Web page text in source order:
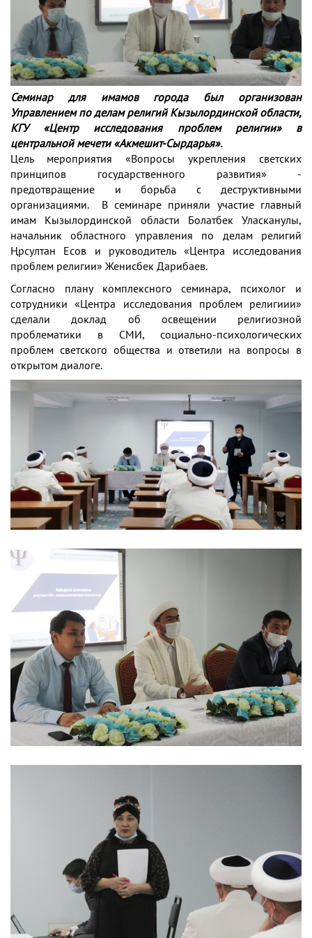
Семинар для имамов города был организован
Управлением по делам религий Кызылординской области,
КГУ «Центр исследования проблем религии» в
центральной мечети «Акмешит-Сырдарья».
Цель мероприятия «Вопросы укрепления светских
принципов государственного развития» -
предотвращение и борьба с деструктивными
организациями. В семинаре приняли участие главный
имам Кызылординской области Болатбек Уласканулы,
начальник областного управления по делам религий
Ңрсултан Есов и руководитель «Центра исследования
проблем религии» Женисбек Дарибаев.
Согласно плану комплексного семинара, психолог и
сотрудники «Центра исследования проблем религиии»
сделали доклад об освещении религиозной
проблематики в СМИ, социально-психологических
проблем светского общества и ответили на вопросы в
открытом диалоге.